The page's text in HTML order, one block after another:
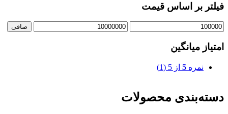
فیلتر بر اساس قیمت
حداقل
حداكثر
صافی
امتیاز میانگین
نمره 5 از 5 (1)
دسته‌بندی محصولات